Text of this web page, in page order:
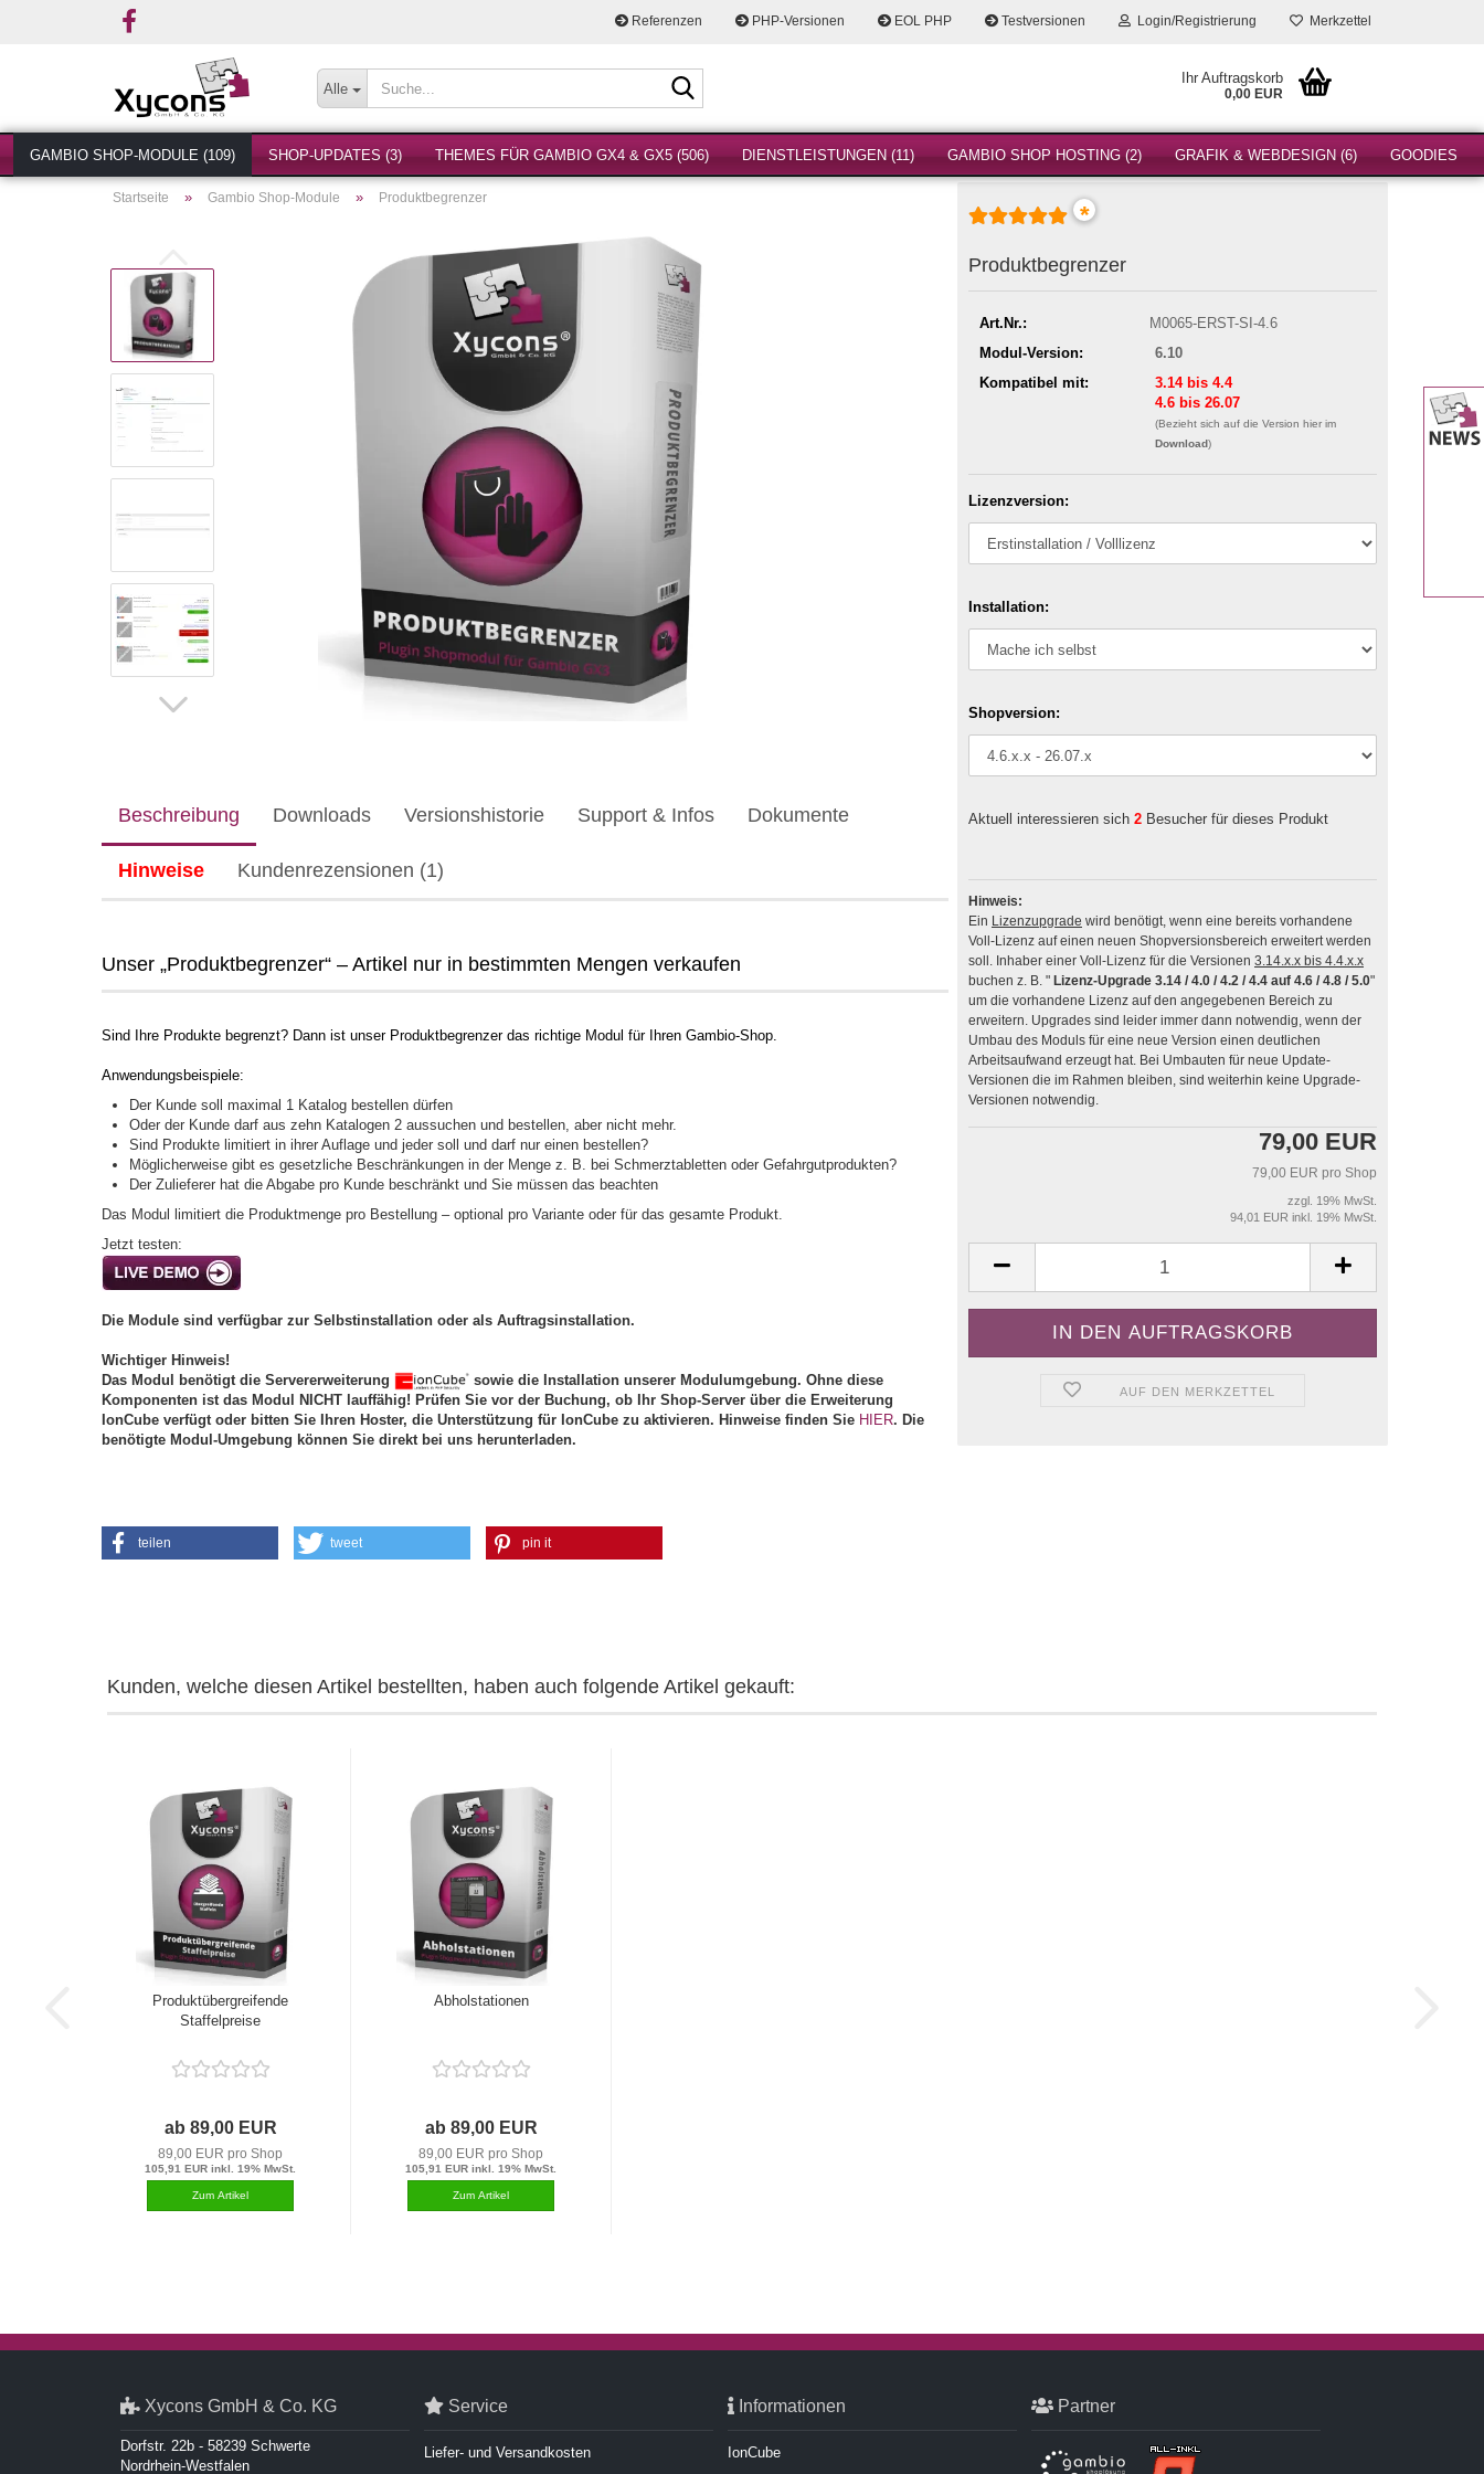
Referenzen PHP-Versionen EOL PHP Testversionen Login/Registrierung Merkzettel
Alle
Ihr Auftragskorb
0,00 EUR
GAMBIO SHOP-MODULE (109) SHOP-UPDATES (3) THEMES FÜR GAMBIO GX4 & GX5 (506) DIENSTLEISTUNGEN (11) GAMBIO SHOP HOSTING (2) GRAFIK & WEBDESIGN (6) GOODIES
Startseite » Gambio Shop-Module » Produktbegrenzer
*
Produktbegrenzer
Art.Nr.:
M0065-ERST-SI-4.6
Modul-Version:
6.10
Kompatibel mit:
3.14 bis 4.4
4.6 bis 26.07
(Bezieht sich auf die Version hier im
Download)
Lizenzversion:
Installation:
Shopversion:
Aktuell interessieren sich 2 Besucher für dieses Produkt
Hinweis:
Ein Lizenzupgrade wird benötigt, wenn eine bereits vorhandene
Voll-Lizenz auf einen neuen Shopversionsbereich erweitert werden
soll. Inhaber einer Voll-Lizenz für die Versionen 3.14.x.x bis 4.4.x.x
buchen z. B. " Lizenz-Upgrade 3.14 / 4.0 / 4.2 / 4.4 auf 4.6 / 4.8 / 5.0"
um die vorhandene Lizenz auf den angegebenen Bereich zu
erweitern. Upgrades sind leider immer dann notwendig, wenn der
Umbau des Moduls für eine neue Version einen deutlichen
Arbeitsaufwand erzeugt hat. Bei Umbauten für neue Update-
Versionen die im Rahmen bleiben, sind weiterhin keine Upgrade-
Versionen notwendig.
79,00 EUR
79,00 EUR pro Shop
zzgl. 19% MwSt.
94,01 EUR inkl. 19% MwSt.
AUF DEN MERKZETTEL
Beschreibung Downloads Versionshistorie Support & Infos Dokumente
Hinweise Kundenrezensionen (1)
Unser „Produktbegrenzer“ – Artikel nur in bestimmten Mengen verkaufen
Sind Ihre Produkte begrenzt? Dann ist unser Produktbegrenzer das richtige Modul für Ihren Gambio-Shop.
Anwendungsbeispiele:
Der Kunde soll maximal 1 Katalog bestellen dürfen
Oder der Kunde darf aus zehn Katalogen 2 aussuchen und bestellen, aber nicht mehr.
Sind Produkte limitiert in ihrer Auflage und jeder soll und darf nur einen bestellen?
Möglicherweise gibt es gesetzliche Beschränkungen in der Menge z. B. bei Schmerztabletten oder Gefahrgutprodukten?
Der Zulieferer hat die Abgabe pro Kunde beschränkt und Sie müssen das beachten
Das Modul limitiert die Produktmenge pro Bestellung – optional pro Variante oder für das gesamte Produkt.
Jetzt testen:
Die Module sind verfügbar zur Selbstinstallation oder als Auftragsinstallation.
Wichtiger Hinweis!
Das Modul benötigt die Servererweiterung
sowie die Installation unserer Modulumgebung. Ohne diese
Komponenten ist das Modul NICHT lauffähig! Prüfen Sie vor der Buchung, ob Ihr Shop-Server über die Erweiterung
IonCube verfügt oder bitten Sie Ihren Hoster, die Unterstützung für IonCube zu aktivieren. Hinweise finden Sie HIER. Die
benötigte Modul-Umgebung können Sie direkt bei uns herunterladen.
teilen tweet pin it
Kunden, welche diesen Artikel bestellten, haben auch folgende Artikel gekauft:
Produktübergreifende
Staffelpreise
ab 89,00 EUR
89,00 EUR pro Shop
105,91 EUR inkl. 19% MwSt.
Abholstationen
ab 89,00 EUR
89,00 EUR pro Shop
105,91 EUR inkl. 19% MwSt.
Xycons GmbH & Co. KG
Dorfstr. 22b - 58239 Schwerte
Nordrhein-Westfalen
Service
Liefer- und Versandkosten
Informationen
IonCube
Partner